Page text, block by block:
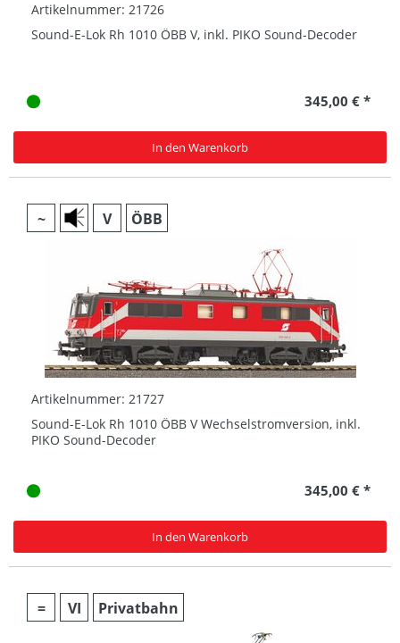
Artikelnummer: 21726
Sound-E-Lok Rh 1010 ÖBB V, inkl. PIKO Sound-Decoder
345,00 € *
In den Warenkorb
~ V ÖBB
Artikelnummer: 21727
Sound-E-Lok Rh 1010 ÖBB V Wechselstromversion, inkl.
PIKO Sound-Decoder
345,00 € *
In den Warenkorb
= VI Privatbahn